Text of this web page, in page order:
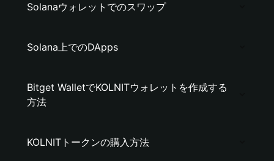
Solanaウォレットでのスワップ
Solana上でのDApps
Bitget WalletでKOLNITウォレットを作成する
方法
KOLNITトークンの購入方法